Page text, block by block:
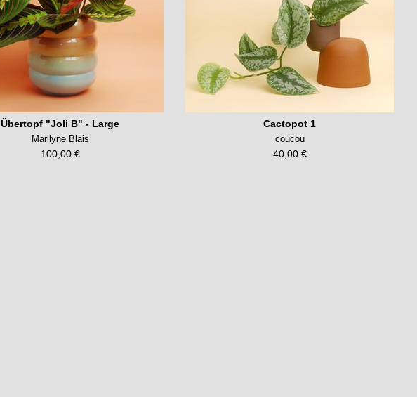
Übertopf "Joli B" - Large
Marilyne Blais
100,00 €
Cactopot 1
coucou
40,00 €